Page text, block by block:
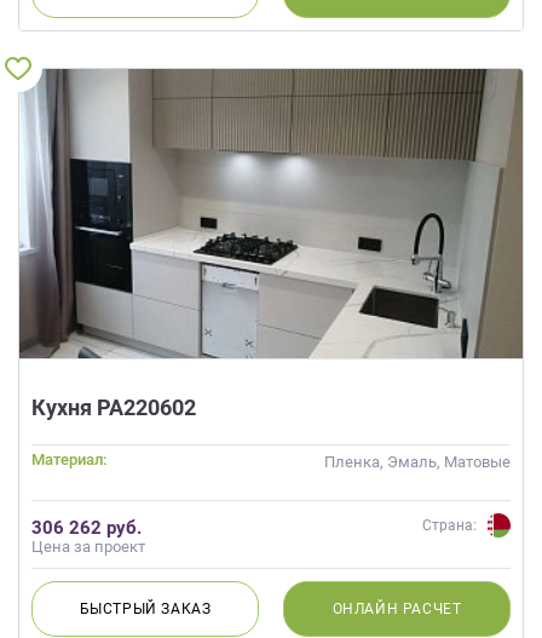
Кухня РА220602
Материал: Пленка, Эмаль, Матовые
306 262 руб.
Цена за проект
Страна:
БЫСТРЫЙЗАКАЗ ОНЛАЙН РАСЧЕТ